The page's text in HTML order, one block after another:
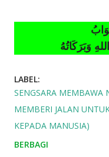
وَبَرَكَاتُهُ
LABEL:
SENGSARA MEMBAWA
MEMBERI JALAN
KEPADA MANUSIA)
BERBAGI